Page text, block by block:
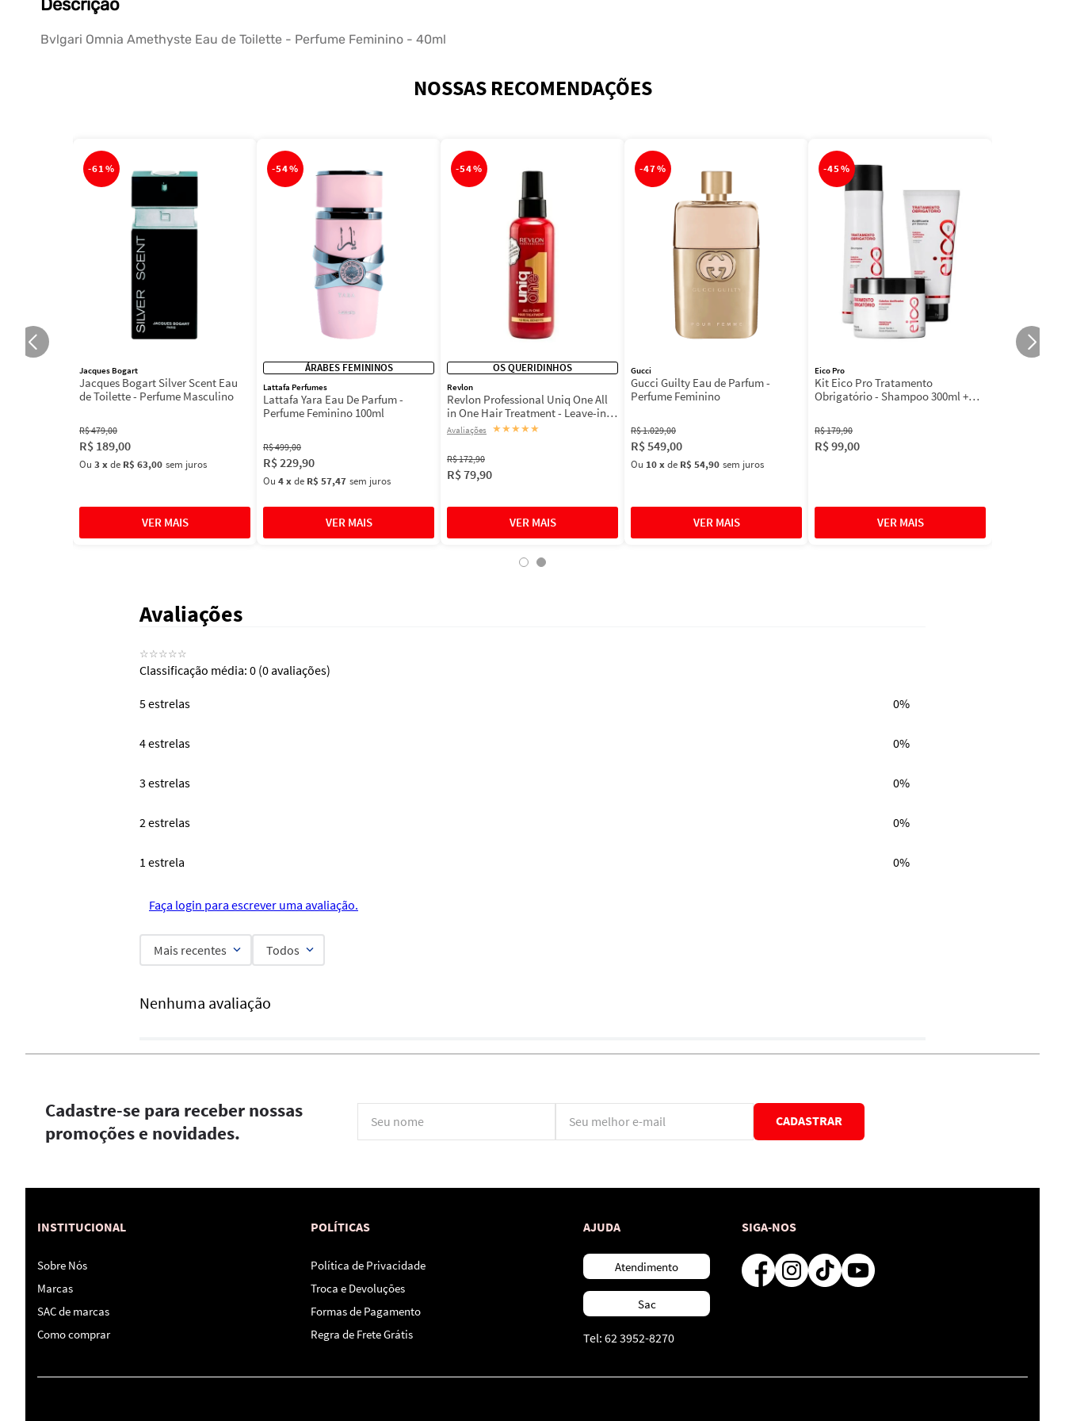
Descrição
Bvlgari Omnia Amethyste Eau de Toilette - Perfume Feminino - 40ml
NOSSAS RECOMENDAÇÕES
-61%
Jacques Bogart
Jacques Bogart Silver Scent Eau
de Toilette - Perfume Masculino
R$479,00
R$ 189,00
Ou 3 xde R$ 63,00 sem juros
-54%
ÁRABES FEMININOS
Lattafa Perfumes
Lattafa Yara Eau De Parfum -
Perfume Feminino 100ml
R$499,00
R$229,90
Ou 4xde R$ 57,47 sem juros
-54%
OS QUERIDINHOS
Revlon
Revlon Professional Uniq One All
in One Hair Treatment - Leave-in
150ml
★★★★★
R$172,90
R$79,90
-47%
Gucci
Gucci Guilty Eau de Parfum -
Perfume Feminino
R$1.029,00
R$549,00
Ou 10xde R$ 54,90 sem juros
-45%
Eico Pro
Kit Eico Pro Tratamento
Obrigatório - Shampoo 300ml +
R$179,90
R$99,00
Avaliações
☆☆☆☆☆
Classificação média: 0 (0 avaliações)
5 estrelas 0%
4 estrelas 0%
3 estrelas 0%
2 estrelas 0%
1 estrela 0%
Faça login para escrever uma avaliação.
Mais recentes Todos
Nenhuma avaliação
Cadastre-se para receber nossas
promoções e novidades.
CADASTRAR
INSTITUCIONAL
Sobre Nós
Marcas
SAC de marcas
Como comprar
POLÍTICAS
Política de Privacidade
Troca e Devoluções
Formas de Pagamento
Regra de Frete Grátis
AJUDA
Atendimento
Sac
Tel: 62 3952-8270
SIGA-NOS